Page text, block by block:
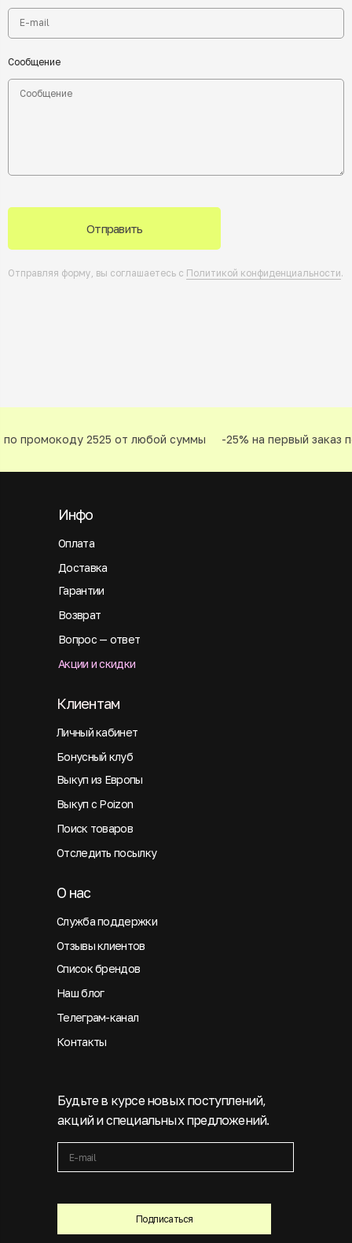
Сообщение
Отправить
Отправляя форму, вы соглашаетесь с Политикой конфиденциальности.
промокоду 2525 от любой суммы -25% на первый заказ
Оплата
Инфо
Подписаться
Будьте в курсе новых поступлений,
акций и специальных предложений.
Доставка
Гарантии
Возврат
Вопрос — ответ
Акции и скидки
Личный кабинет
Клиентам
Бонусный клуб
Выкуп из Европы
Выкуп с Poizon
Поиск товаров
Отследить посылку
Служба поддержки
О нас
Отзывы клиентов
Список брендов
Наш блог
Телеграм-канал
Контакты